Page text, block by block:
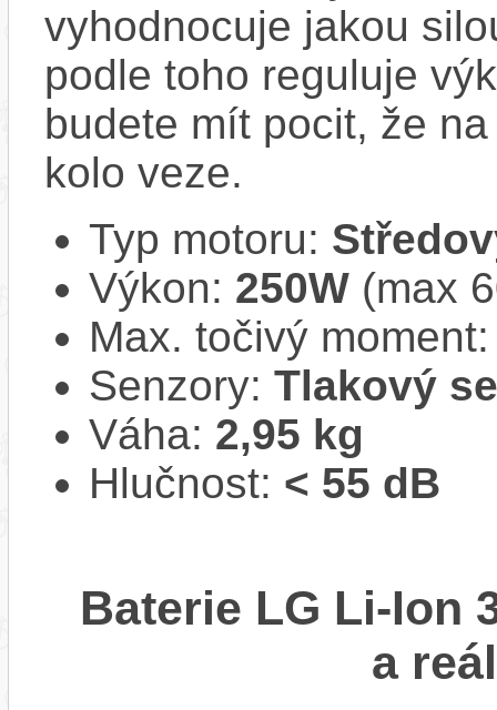
vyhodnocuje jakou
podle toho reguluje
budete mít pocit, že
kolo veze.
Typ motoru:
Výkon: 250W (max
Max. točivý
Senzory: Tlakový
Váha: 2,95 kg
Hlučnost: < 55 dB
Baterie LG Li-Ion
a